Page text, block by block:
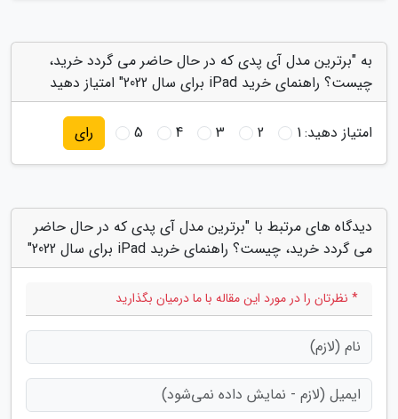
به "برترین مدل آی پدی که در حال حاضر می گردد خرید،
چیست؟ راهنمای خرید iPad برای سال 2022" امتیاز دهید
امتیاز دهید:1
2
3
4
5 رای
دیدگاه های مرتبط با "برترین مدل آی پدی که در حال حاضر
می گردد خرید، چیست؟ راهنمای خرید iPad برای سال 2022"
* نظرتان را در مورد این مقاله با ما درمیان بگذارید